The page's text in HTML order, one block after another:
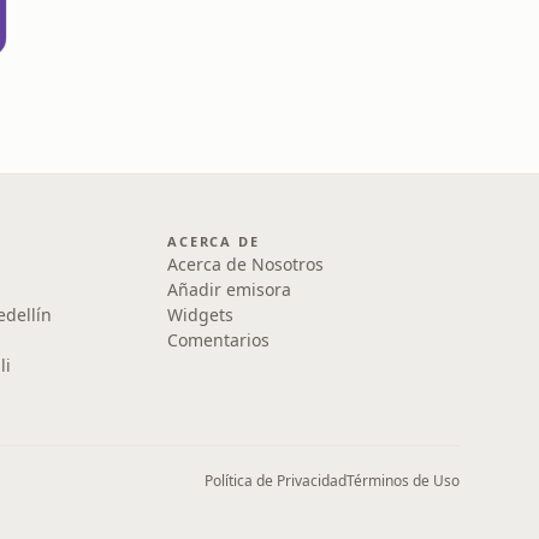
ACERCA DE
Acerca de Nosotros
Añadir emisora
Widgets
Comentarios
Política de PrivacidadTérminos de Uso